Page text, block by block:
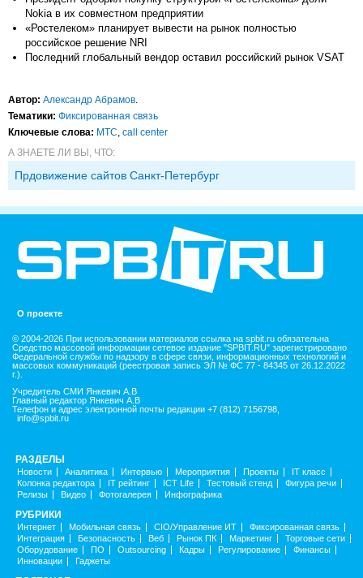
Nokia в их совместном предприятии
«Ростелеком» планирует вывести на рынок полностью
российское решение NRI
Последний глобальный вендор оставил российский рынок VSAT
Автор: Александр Абрамов.
Тематики: Фиксированная связь
Ключевые слова: МТС, call center
А ЗНАЕТЕ ЛИ ВЫ, ЧТО:
Прдовижение сайтов Санкт-Петербург
О проекте
© 2004-2026 При использовании материалов ссылка на spbit.ru обязательна
Средство массовой информации сетевое издание "SPBIT.RU" зарегистрировано
Федеральной службы по надзору в сфере связи, информационных технологий и
массовых коммуникаций (реестровая запись ЭЛ № ФС 77 - 84345 от 26.12.2022
г.).
Учредитель СМИ Янкевич А.В
Главный редактор Янкевич А.В
Телефон и адрес электронной почты редакции +7 (812) 7156798,
info@spbit.ru
РАЗДЕЛЫ
Новости Аналитика Интервью Мероприятия Проекты
IT класс
Колонка редактора
IT рейтинг ICT Life Тестовый стенд
Фигура речи
Релизы
Видео Фотогалерея Инфографика
РУБРИКИ
Интернет Мобильная связь CIO/Управление ИТ
Фиксированная связь
Интеграция
Безопасность Веб Рынок ПК Маркетинг
Торговые сети
Оборудование
ПО Outsourcing Кадры Регулирование
Финансы
Инновации
Гаджеты